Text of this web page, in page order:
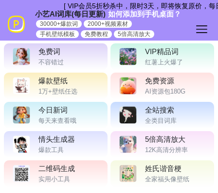
容
免费词
不容错过
VIP精品词
红薯上火爆了
爆款壁纸
1万+壁纸任选
免费资源
AI资源包180G
今日新词
每天来查看哦
全站搜索
全类目词库
情头生成器
爆款工具
5倍高清放大
12K高清分辨率
二维码生成
实用小工具
姓氏谐音梗
全家福头像壁纸
[ VIP会员5折秒杀中，限时3天，即将恢复原价，每日
小艺AI词库(每日更新) 如何添加到手机桌面？
30000+爆款词
2000+视频素材
手机壁纸模板
免费教程 5倍高清放大